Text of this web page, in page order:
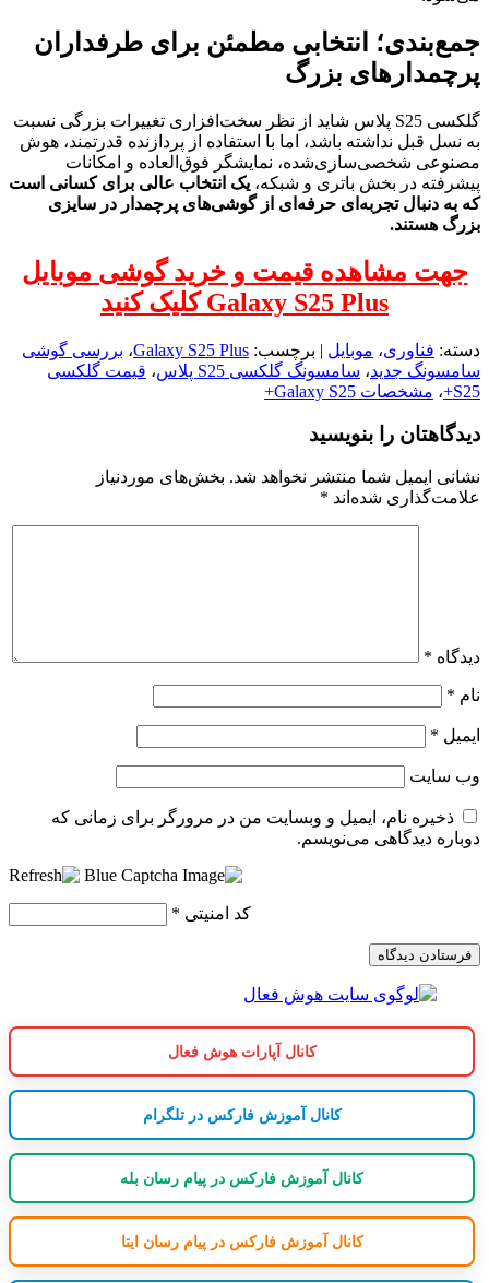
جمع‌بندی؛ انتخابی مطمئن برای طرفداران
پرچمدارهای بزرگ
گلکسی S25 پلاس شاید از نظر سخت‌افزاری تغییرات بزرگی نسبت
به نسل قبل نداشته باشد، اما با استفاده از پردازنده قدرتمند، هوش
مصنوعی شخصی‌سازی‌شده، نمایشگر فوق‌العاده و امکانات
پیشرفته در بخش باتری و شبکه، یک انتخاب عالی برای کسانی است
که به دنبال تجربه‌ای حرفه‌ای از گوشی‌های پرچمدار در سایزی
بزرگ هستند.
جهت مشاهده قیمت و خرید گوشی موبایل
Galaxy S25 Plus کلیک کنید
دسته: فناوری، موبایل | برچسب: Galaxy S25 Plus، بررسی گوشی
سامسونگ جدید، سامسونگ گلکسی S25 پلاس ، قیمت گلکسی
S25+
، مشخصات Galaxy S25+
دیدگاهتان را بنویسید
نشانی ایمیل شما منتشر نخواهد شد. بخش‌های موردنیاز
علامت‌گذاری شده‌اند *
دیدگاه *
نام *
ایمیل *
وب‌ سایت
ذخیره نام، ایمیل و وبسایت من در مرورگر برای زمانی که
دوباره دیدگاهی می‌نویسم.
کد امنیتی *
کانال آپارات هوش فعال
کانال آموزش فارکس در تلگرام
کانال آموزش فارکس در پیام رسان بله
کانال آموزش فارکس در پیام رسان ایتا